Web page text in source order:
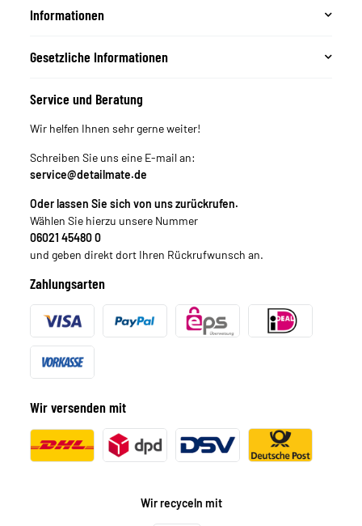
Informationen
Gesetzliche Informationen
Service und Beratung
Wir helfen Ihnen sehr gerne weiter!
Schreiben Sie uns eine E-mail an:
service@detailmate.de
Oder lassen Sie sich von uns zurückrufen.
Wählen Sie hierzu unsere Nummer
06021 45480 0
und geben direkt dort Ihren Rückrufwunsch an.
Zahlungsarten
Wir versenden mit
Wir recyceln mit